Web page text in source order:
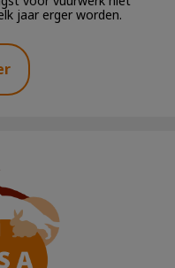
jaar erger worden.